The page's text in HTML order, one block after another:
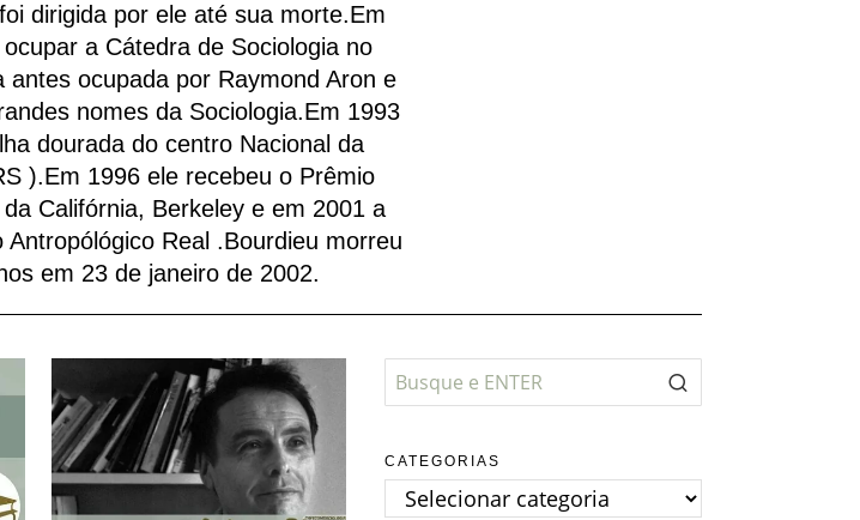
dirigida por ele até sua morte.Em
a Cátedra de Sociologia no
ocupada por Raymond Aron e
nomes da Sociologia.Em 1993
dourada do centro Nacional da
).Em 1996 ele recebeu o Prêmio
Califórnia, Berkeley e em 2001 a
Real .Bourdieu morreu
em 23 de janeiro de 2002.
CATEGORIAS
Categorias